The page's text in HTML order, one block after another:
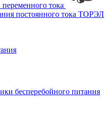
тока
постоянного тока ТОРЭЛ
бесперебойного питания